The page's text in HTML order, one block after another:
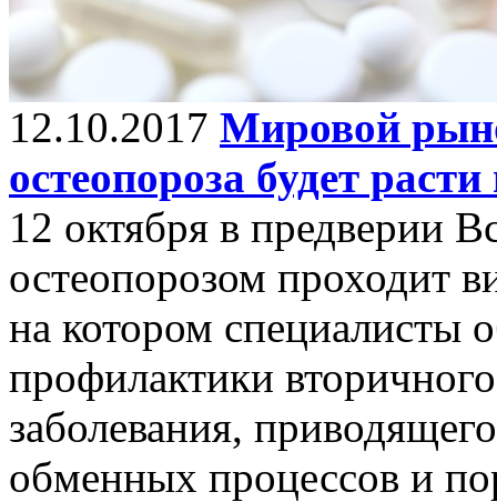
12.10.2017 Мировой
остеопороза будет
12 октября в предверии
остеопорозом проходит
на котором специалисты
профилактики
заболевания,
обменных процессов и